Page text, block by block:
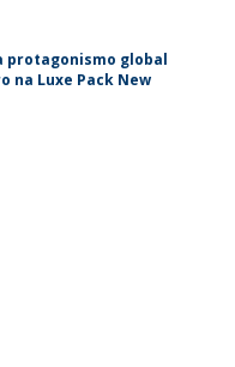
protagonismo global
na Luxe Pack New